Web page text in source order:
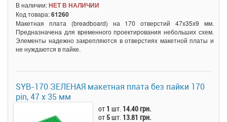
В наличии:НЕТ В НАЛИЧИИ
Код товара:61260
Макетная плата (breadboard) на 170 отверстий 47x35х9 мм.
Предназначена для временного проектирования небольших схем.
Элементы надежно закрепляются в отверстиях макетной платы и
не нуждаются в пайке.
SYB-170 ЗЕЛЕНАЯ макетная плата без пайки 170
pin, 47 x 35 мм
от 1 шт. 14.40 грн.
от 5шт. 13.81 грн.